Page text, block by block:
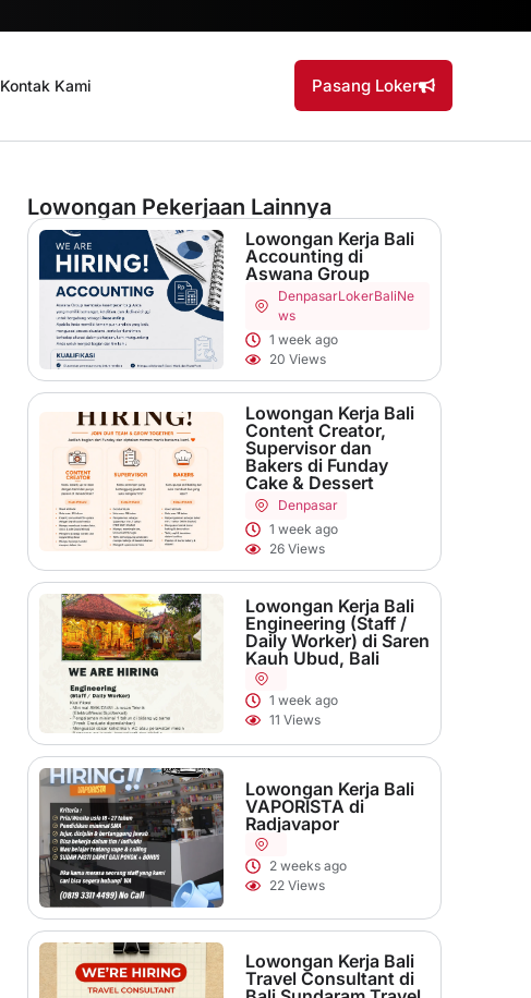
Kontak Kami Pasang Loker
Lowongan Pekerjaan Lainnya
Lowongan Kerja Bali
Accounting di
Aswana Group
DenpasarLokerBaliNe
ws
1 week ago
20 Views
Lowongan Kerja Bali
Content Creator,
Supervisor dan
Bakers di Funday
Cake & Dessert
Denpasar
1 week ago
26 Views
Lowongan Kerja Bali
Engineering (Staff /
Daily Worker) di Saren
Kauh Ubud, Bali
1 week ago
11 Views
Lowongan Kerja Bali
VAPORISTA di
Radjavapor
2 weeks ago
22 Views
Lowongan Kerja Bali
Travel Consultant di